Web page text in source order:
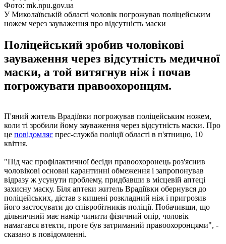
Фото: mk.npu.gov.ua
У Миколаївській області чоловік погрожував поліцейським
ножем через зауваження про відсутність маски
Поліцейський зробив чоловікові
зауваження через відсутність медичної
маски, а той витягнув ніж і почав
погрожувати правоохоронцям.
П'яний житель Врадіївки погрожував поліцейським ножем,
коли ті зробили йому зауваження через відсутність маски. Про
це повідомляє прес-служба поліції області в п'ятницю, 10
квітня.
"Під час профілактичної бесіди правоохоронець роз'яснив
чоловікові основні карантинні обмеження і запропонував
відразу ж усунути проблему, придбавши в місцевій аптеці
захисну маску. Біля аптеки житель Врадіївки обернувся до
поліцейських, дістав з кишені розкладний ніж і пригрозив
його застосувати до співробітників поліції. Побачивши, що
дільничний має намір чинити фізичний опір, чоловік
намагався втекти, проте був затриманий правоохоронцями", -
сказано в повідомленні.